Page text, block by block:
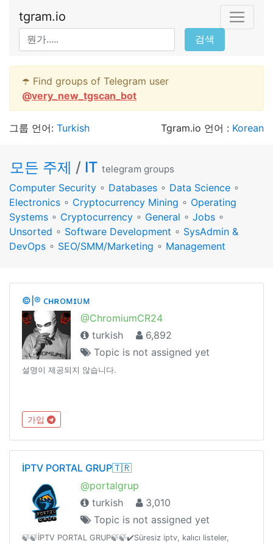
tgram.io
검색
☂️ Find groups of Telegram user
@very_new_tgscan_bot
그룹 언어: Turkish Tgram.io 언어 : Korean
모든 주제 / IT telegram groups
Computer Security ∘ Databases ∘ Data Science ∘
Electronics ∘ Cryptocurrency Mining ∘ Operating
Systems ∘ Cryptocurrency ∘ General ∘ Jobs ∘
Unsorted ∘ Software Development ∘ SysAdmin &
DevOps ∘ SEO/SMM/Marketing ∘ Management
©|® ᴄʜʀᴏᴍɪᴜᴍ
@ChromiumCR24
turkish
6,892
Topic is not assigned yet
설명이 제공되지 않습니다.
가입
İPTV PORTAL GRUP🇹🇷
@portalgrup
turkish
3,010
Topic is not assigned yet
🍃🍃İPTV PORTAL GRUP🍃🍃✔️Süresiz iptv, kalıcı listeler,